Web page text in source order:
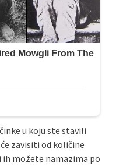
u koju ste stavili
zavisiti od količine
možete namazima po